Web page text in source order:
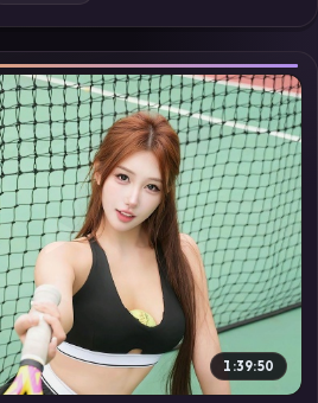
畅享高清在线追剧体验。
▶
1:39:50